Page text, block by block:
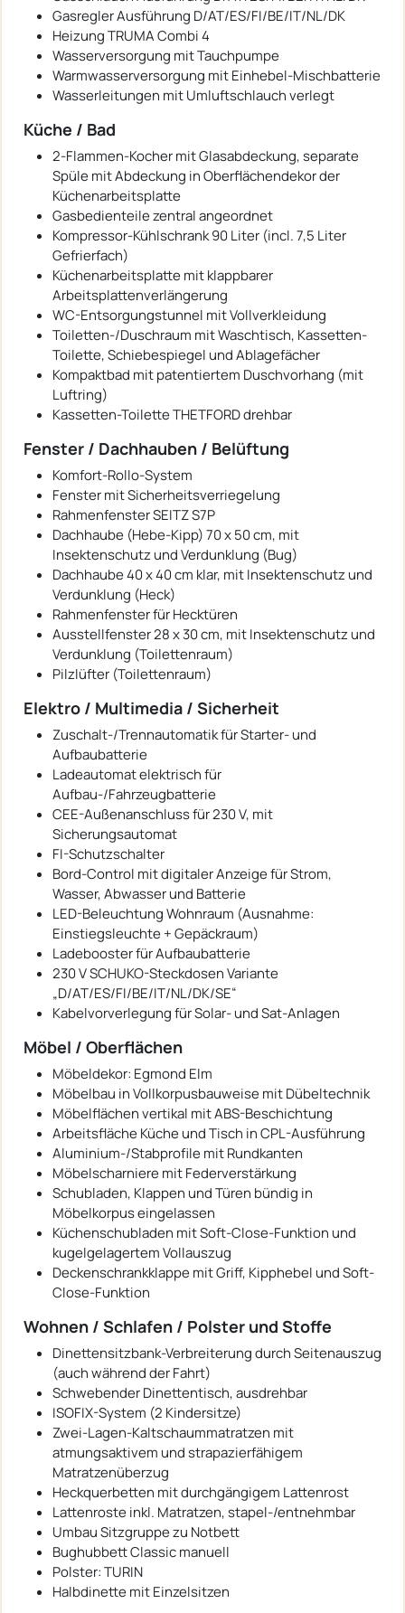
Gasregler Ausführung D/AT/ES/FI/BE/IT/NL/DK
Heizung TRUMA Combi 4
Wasserversorgung mit Tauchpumpe
Warmwasserversorgung mit Einhebel-Mischbatterie
Wasserleitungen mit Umluftschlauch verlegt
Küche / Bad
2-Flammen-Kocher mit Glasabdeckung, separate
Spüle mit Abdeckung in Oberflächendekor der
Küchenarbeitsplatte
Gasbedienteile zentral angeordnet
Kompressor-Kühlschrank 90 Liter (incl. 7,5 Liter
Gefrierfach)
Küchenarbeitsplatte mit klappbarer
Arbeitsplattenverlängerung
WC-Entsorgungstunnel mit Vollverkleidung
Toiletten-/Duschraum mit Waschtisch, Kassetten-
Toilette, Schiebespiegel und Ablagefächer
Kompaktbad mit patentiertem Duschvorhang (mit
Luftring)
Kassetten-Toilette THETFORD drehbar
Fenster / Dachhauben / Belüftung
Komfort-Rollo-System
Fenster mit Sicherheitsverriegelung
Rahmenfenster SEITZ S7P
Dachhaube (Hebe-Kipp) 70 x 50 cm, mit
Insektenschutz und Verdunklung (Bug)
Dachhaube 40 x 40 cm klar, mit Insektenschutz und
Verdunklung (Heck)
Rahmenfenster für Hecktüren
Ausstellfenster 28 x 30 cm, mit Insektenschutz und
Verdunklung (Toilettenraum)
Pilzlüfter (Toilettenraum)
Elektro / Multimedia / Sicherheit
Zuschalt-/Trennautomatik für Starter- und
Aufbaubatterie
Ladeautomat elektrisch für
Aufbau-/Fahrzeugbatterie
CEE-Außenanschluss für 230 V, mit
Sicherungsautomat
FI-Schutzschalter
Bord-Control mit digitaler Anzeige für Strom,
Wasser, Abwasser und Batterie
LED-Beleuchtung Wohnraum (Ausnahme:
Einstiegsleuchte + Gepäckraum)
Ladebooster für Aufbaubatterie
230 V SCHUKO-Steckdosen Variante
„D/AT/ES/FI/BE/IT/NL/DK/SE“
Kabelvorverlegung für Solar- und Sat-Anlagen
Möbel / Oberflächen
Möbeldekor: Egmond Elm
Möbelbau in Vollkorpusbauweise mit Dübeltechnik
Möbelflächen vertikal mit ABS-Beschichtung
Arbeitsfläche Küche und Tisch in CPL-Ausführung
Aluminium-/Stabprofile mit Rundkanten
Möbelscharniere mit Federverstärkung
Schubladen, Klappen und Türen bündig in
Möbelkorpus eingelassen
Küchenschubladen mit Soft-Close-Funktion und
kugelgelagertem Vollauszug
Deckenschrankklappe mit Griff, Kipphebel und Soft-
Close-Funktion
Wohnen / Schlafen / Polster und Stoffe
Dinettensitzbank-Verbreiterung durch Seitenauszug
(auch während der Fahrt)
Schwebender Dinettentisch, ausdrehbar
ISOFIX-System (2 Kindersitze)
Zwei-Lagen-Kaltschaummatratzen mit
atmungsaktivem und strapazierfähigem
Matratzenüberzug
Heckquerbetten mit durchgängigem Lattenrost
Lattenroste inkl. Matratzen, stapel-/entnehmbar
Umbau Sitzgruppe zu Notbett
Bughubbett Classic manuell
Polster: TURIN
Halbdinette mit Einzelsitzen